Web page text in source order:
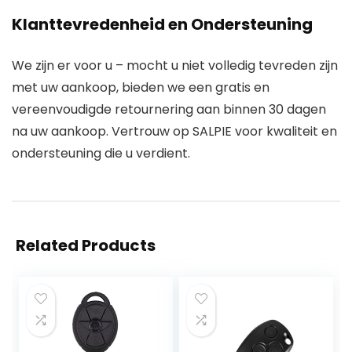
Klanttevredenheid en Ondersteuning
We zijn er voor u – mocht u niet volledig tevreden zijn
met uw aankoop, bieden we een gratis en
vereenvoudigde retournering aan binnen 30 dagen
na uw aankoop. Vertrouw op SALPIE voor kwaliteit en
ondersteuning die u verdient.
Related Products